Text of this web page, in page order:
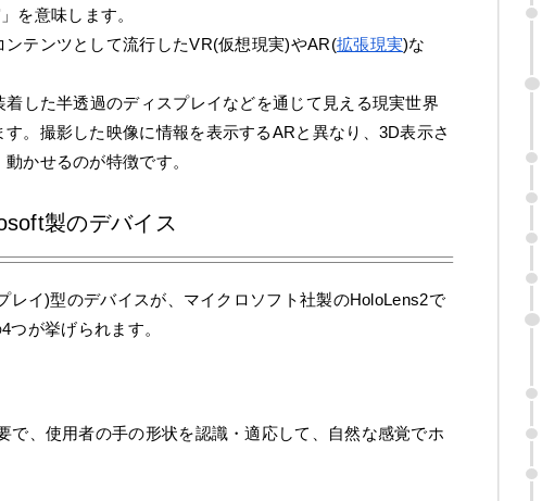
を意味します。
テンツとして流行したVR(仮想現実)やAR(拡張現実)な
した半透過のディスプレイなどを通じて見える現実世界
。撮影した映像に情報を表示するARと異なり、3D表示さ
かせるのが特徴です。
製のデバイス
イ)型のデバイスが、マイクロソフト社製のHoloLens2で
が挙げられます。
で、使用者の手の形状を認識・適応して、自然な感覚でホ